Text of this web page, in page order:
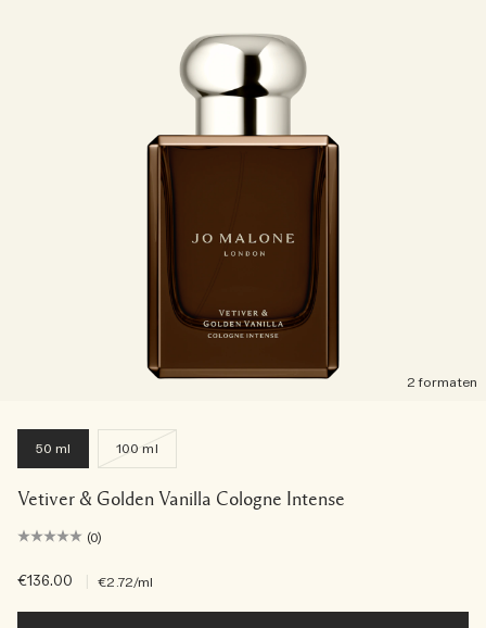
2 formaten
50 ml 100 ml
Vetiver & Golden Vanilla Cologne Intense
(0)
€136.00 €2.72/ml